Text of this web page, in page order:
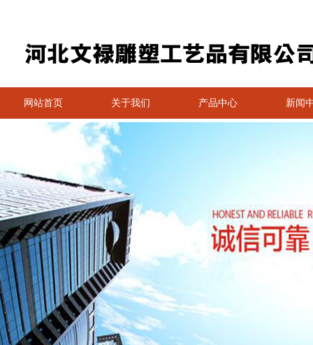
网站首页 关于我们 产品中心 新闻